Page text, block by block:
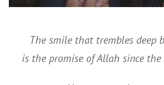
The smile that trembles deep
is the promise of Allah since